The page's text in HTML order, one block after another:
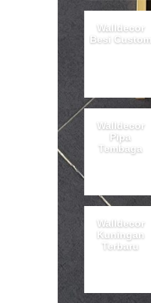
Walldecor
Besi Custom
Walldecor
Pipa
Tembaga
Walldecor
Kuningan
Terbaru